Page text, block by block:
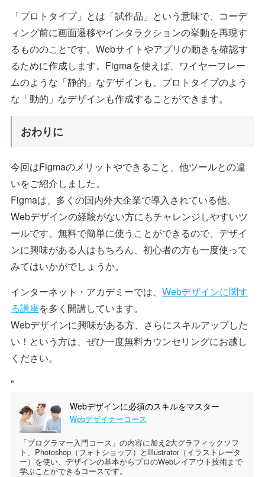
「プロトタイプ」とは「試作品」という意味で、コーデ
ィング前に画面遷移やインタラクションの挙動を再現す
るもののことです。Webサイトやアプリの動きを確認す
るために作成します。Figmaを使えば、ワイヤーフレー
ムのような「静的」なデザインも、プロトタイプのよう
な「動的」なデザインも作成することができます。
おわりに
今回はFigmaのメリットやできること、他ツールとの違
いをご紹介しました。
Figmaは、多くの国内外大企業で導入されている他、
Webデザインの経験がない方にもチャレンジしやすいツ
ールです。無料で簡単に使うことができるので、デザイ
ンに興味がある人はもちろん、初心者の方も一度使って
みてはいかがでしょうか。
インターネット・アカデミーでは、 Webデザインに関す
る講座を多く開講しています。
Webデザインに興味がある方、さらにスキルアップした
い！という方は、ぜひ一度無料カウンセリングにお越し
ください。
"
Webデザインに必須のスキルをマスター
Webデザイナーコース
「プログラマー入門コース」の内容に加え2大グラフィックソフ
ト、Photoshop（フォトショップ）とIllustrator（イラストレータ
ー）を使い、デザインの基本からプロのWebレイアウト技術まで
学ぶことができるコースです。